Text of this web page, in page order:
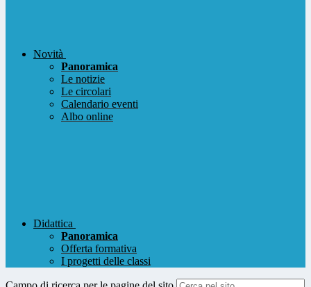
Novità
Panoramica
Le notizie
Le circolari
Calendario eventi
Albo online
Didattica
Panoramica
Offerta formativa
I progetti delle classi